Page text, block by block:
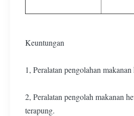
Keuntungan
1, Peralatan pengolahan
2, Peralatan pengolah makanan
terapung.